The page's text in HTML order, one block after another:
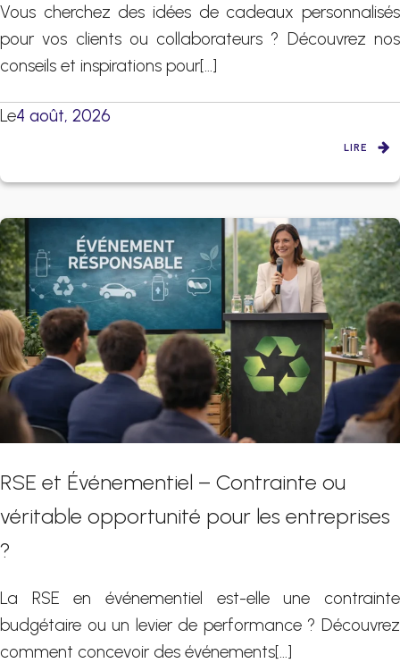
Vous cherchez des idées de cadeaux personnalisés
pour vos clients ou collaborateurs ? Découvrez nos
conseils et inspirations pour[…]
Le4 août, 2026
LIRE
RSE et Événementiel – Contrainte ou
véritable opportunité pour les entreprises
?
La RSE en événementiel est-elle une contrainte
budgétaire ou un levier de performance ? Découvrez
comment concevoir des événements[…]